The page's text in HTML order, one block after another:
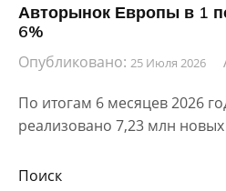
Авторынок Европы в 1
6%
Опубликовано: 25 Июля 2026
По итогам 6 месяцев 2026
реализовано 7,23 млн
Поиск